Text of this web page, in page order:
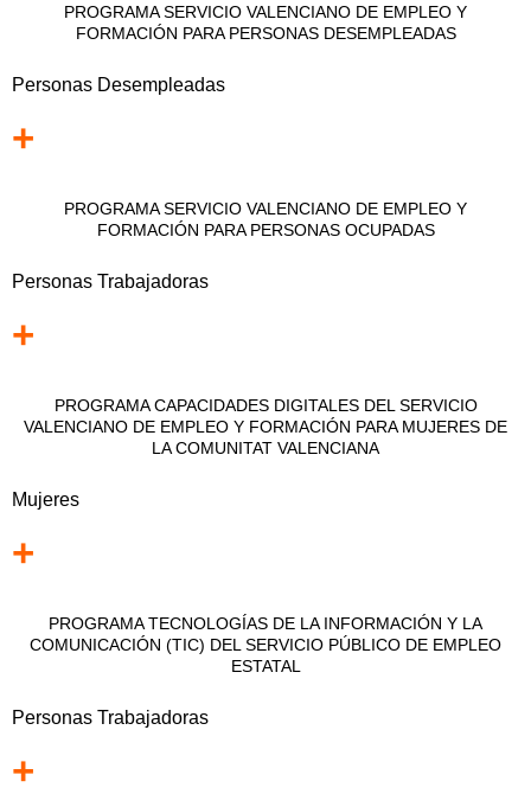
PROGRAMA SERVICIO VALENCIANO DE EMPLEO Y
FORMACIÓN PARA PERSONAS DESEMPLEADAS
Personas Desempleadas
+
PROGRAMA SERVICIO VALENCIANO DE EMPLEO Y
FORMACIÓN PARA PERSONAS OCUPADAS
Personas Trabajadoras
+
PROGRAMA CAPACIDADES DIGITALES DEL SERVICIO
VALENCIANO DE EMPLEO Y FORMACIÓN PARA MUJERES DE
LA COMUNITAT VALENCIANA
Mujeres
+
PROGRAMA TECNOLOGÍAS DE LA INFORMACIÓN Y LA
COMUNICACIÓN (TIC) DEL SERVICIO PÚBLICO DE EMPLEO
ESTATAL
Personas Trabajadoras
+